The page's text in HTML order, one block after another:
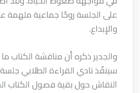
على الجلسة روحًا جماعية ملهمة
والإبداع.
والجدير ذكره أن مناقشة الكتاب
سينفّذ نادي القراءة الطلابي
النقاش حول بقية فصول الكتاب